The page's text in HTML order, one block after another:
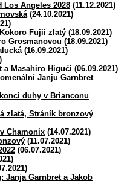
Angeles 2028 (11.12.2021)
(24.10.2021)
Fujii zlatý (18.09.2021)
Grosmanovou (18.09.2021)
(16.09.2021)
a Masahiro Higuči (06.09.2021)
Janju Garnbret
duhy v Brianconu
zlatá, Stráník bronzový
Chamonix (14.07.2021)
(11.07.2021)
(06.07.2021)
Janja Garnbret a Jakob